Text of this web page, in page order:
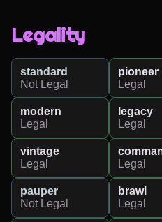
Legality
standard
Not Legal
pioneer
Legal
modern
Legal
legacy
Legal
vintage
Legal
Legal
pauper
Not Legal
brawl
Legal